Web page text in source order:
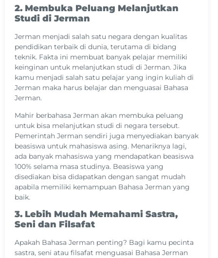
2. Membuka Peluang Melanjutkan
Studi di Jerman
Jerman menjadi salah satu negara dengan kualitas
pendidikan terbaik di dunia, terutama di bidang
teknik. Fakta ini membuat banyak pelajar memiliki
keinginan untuk melanjutkan studi di Jerman. Jika
kamu menjadi salah satu pelajar yang ingin kuliah di
Jerman maka harus belajar dan menguasai Bahasa
Jerman.
Mahir berbahasa Jerman akan membuka peluang
untuk bisa melanjutkan studi di negara tersebut.
Pemerintah Jerman sendiri juga menyediakan banyak
beasiswa untuk mahasiswa asing. Menariknya lagi,
ada banyak mahasiswa yang mendapatkan beasiswa
100% selama masa studinya. Beasiswa yang
disediakan bisa didapatkan dengan sangat mudah
apabila memiliki kemampuan Bahasa Jerman yang
baik.
3. Lebih Mudah Memahami Sastra,
Seni dan Filsafat
Apakah Bahasa Jerman penting? Bagi kamu pecinta
sastra, seni atau filsafat menguasai Bahasa Jerman